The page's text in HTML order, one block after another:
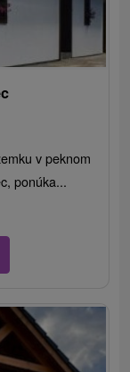
v peknom
ponúka...